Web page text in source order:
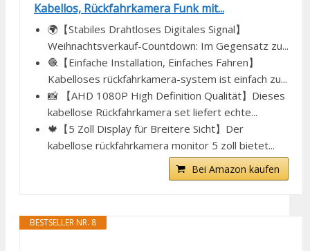
Kabellos, Rückfahrkamera Funk mit...
🌍【Stabiles Drahtloses Digitales Signal】
Weihnachtsverkauf-Countdown: Im Gegensatz zu...
🧶【Einfache Installation, Einfaches Fahren】
Kabelloses rückfahrkamera-system ist einfach zu...
📸 【AHD 1080P High Definition Qualität】Dieses
kabellose Rückfahrkamera set liefert echte...
🍁【5 Zoll Display für Breitere Sicht】Der
kabellose rückfahrkamera monitor 5 zoll bietet...
Bei Amazon kaufen
BESTSELLER NR. 8